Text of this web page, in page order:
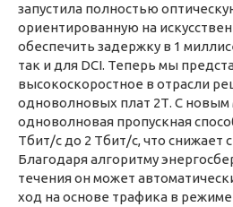
запустила полностью
ориентированную на
обеспечить задержку в 1
так и для DCI. Теперь мы
высокоскоростное в отрасли
одноволновых плат 2Т. С новым
одноволновая пропускная
Тбит/с до 2 Тбит/с, что снижает
Благодаря алгоритму
течения он может
ход на основе трафика в